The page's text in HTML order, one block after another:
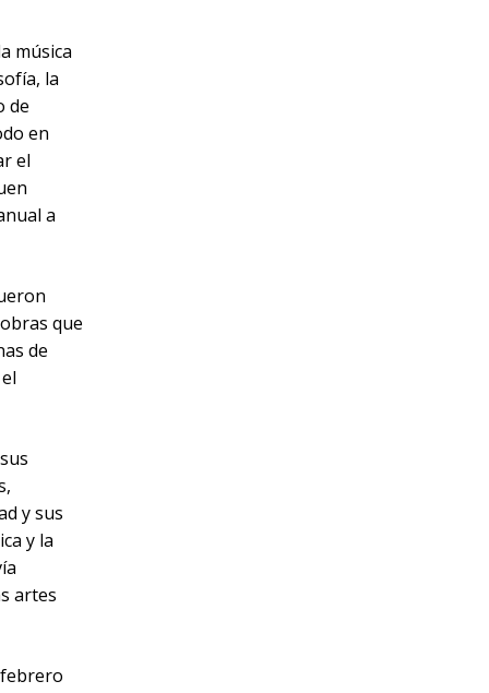
música
la
de
en
el
a
que
de
y sus
y la
artes
febrero